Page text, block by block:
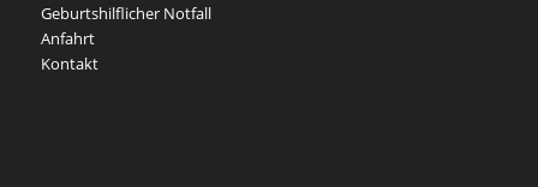
Geburtshilflicher Notfall
Anfahrt
Kontakt